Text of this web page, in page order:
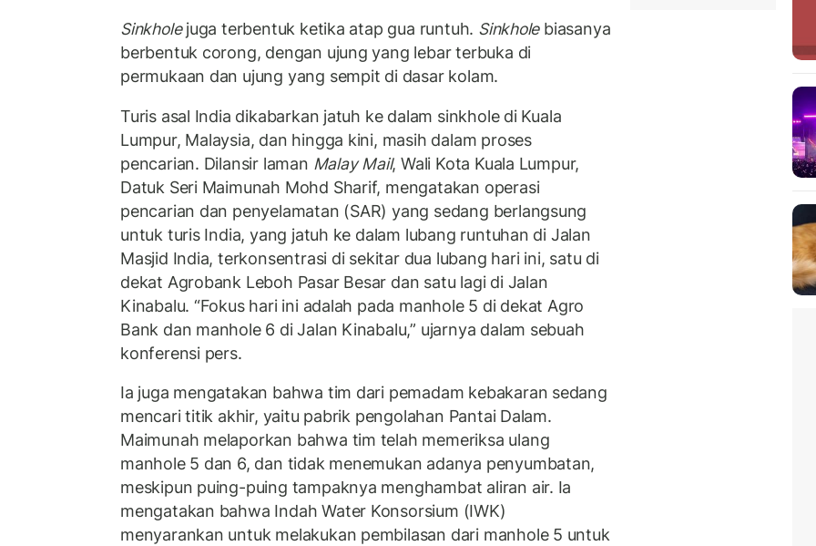
Sinkholejuga terbentuk ketika atap gua runtuh. Sinkholebiasanya
berbentuk corong, dengan ujung yang lebar terbuka di
permukaan dan ujung yang sempit di dasar kolam.
Turis asal India dikabarkan jatuh ke dalam sinkhole di Kuala
Lumpur, Malaysia, dan hingga kini, masih dalam proses
pencarian. Dilansir laman Malay Mail, Wali Kota Kuala Lumpur,
Datuk Seri Maimunah Mohd Sharif, mengatakan operasi
pencarian dan penyelamatan (SAR) yang sedang berlangsung
untuk turis India, yang jatuh ke dalam lubang runtuhan di Jalan
Masjid India, terkonsentrasi di sekitar dua lubang hari ini, satu di
dekat Agrobank Leboh Pasar Besar dan satu lagi di Jalan
Kinabalu. “Fokus hari ini adalah pada manhole 5 di dekat Agro
Bank dan manhole 6 di Jalan Kinabalu,” ujarnya dalam sebuah
konferensi pers.
Ia juga mengatakan bahwa tim dari pemadam kebakaran sedang
mencari titik akhir, yaitu pabrik pengolahan Pantai Dalam.
Maimunah melaporkan bahwa tim telah memeriksa ulang
manhole 5 dan 6, dan tidak menemukan adanya penyumbatan,
meskipun puing-puing tampaknya menghambat aliran air. Ia
mengatakan bahwa Indah Water Konsorsium (IWK)
menyarankan untuk melakukan pembilasan dari manhole 5 untuk